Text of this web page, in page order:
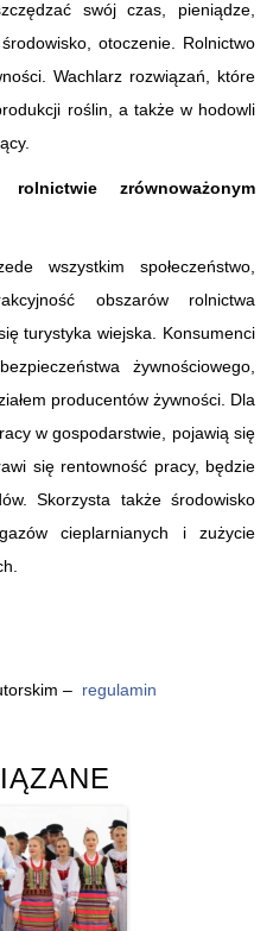
swój czas, pieniądze,
otoczenie. Rolnictwo
Wachlarz rozwiązań, które
roślin, a także w hodowli
zrównoważonym
wszystkim społeczeństwo,
obszarów rolnictwa
turystyka wiejska. Konsumenci
żywnościowego,
producentów żywności. Dla
w gospodarstwie, pojawią się
się rentowność pracy, będzie
Skorzysta także środowisko
cieplarnianych i zużycie
– regulamin